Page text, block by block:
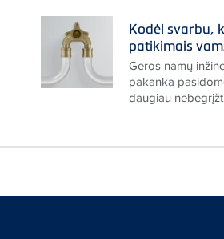
Kodėl svarbu,
patikimais
Geros namų
pakanka
daugiau